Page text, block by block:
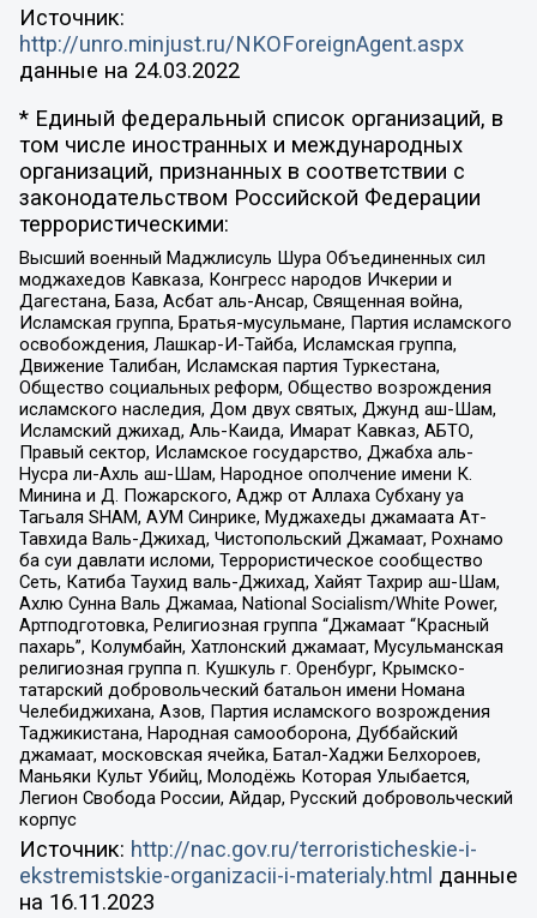
Источник:
http://unro.minjust.ru/NKOForeignAgent.aspx
данные на 24.03.2022
* Единый федеральный список организаций, в
том числе иностранных и международных
организаций, признанных в соответствии с
законодательством Российской Федерации
террористическими:
Высший военный Маджлисуль Шура Объединенных сил
моджахедов Кавказа, Конгресс народов Ичкерии и
Дагестана, База, Асбат аль-Ансар, Священная война,
Исламская группа, Братья-мусульмане, Партия исламского
освобождения, Лашкар-И-Тайба, Исламская группа,
Движение Талибан, Исламская партия Туркестана,
Общество социальных реформ, Общество возрождения
исламского наследия, Дом двух святых, Джунд аш-Шам,
Исламский джихад, Аль-Каида, Имарат Кавказ, АБТО,
Правый сектор, Исламское государство, Джабха аль-
Нусра ли-Ахль аш-Шам, Народное ополчение имени К.
Минина и Д. Пожарского, Аджр от Аллаха Субхану уа
Тагьаля SHAM, АУМ Синрике, Муджахеды джамаата Ат-
Тавхида Валь-Джихад, Чистопольский Джамаат, Рохнамо
ба суи давлати исломи, Террористическое сообщество
Сеть, Катиба Таухид валь-Джихад, Хайят Тахрир аш-Шам,
Ахлю Сунна Валь Джамаа, National Socialism/White Power,
Артподготовка, Религиозная группа “Джамаат “Красный
пахарь”, Колумбайн, Хатлонский джамаат, Мусульманская
религиозная группа п. Кушкуль г. Оренбург, Крымско-
татарский добровольческий батальон имени Номана
Челебиджихана, Азов, Партия исламского возрождения
Таджикистана, Народная самооборона, Дуббайский
джамаат, московская ячейка, Батал-Хаджи Белхороев,
Маньяки Культ Убийц, Молодёжь Которая Улыбается,
Легион Свобода России, Айдар, Русский добровольческий
корпус
Источник: http://nac.gov.ru/terroristicheskie-i-
ekstremistskie-organizacii-i-materialy.html данные
на 16.11.2023